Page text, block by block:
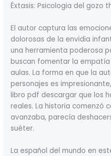
Éxtasis: Psicologia del gozo
El autor captura las
dolorosas de la envidia
una herramienta poderosa
buscan fomentar la
aulas. La forma en que la
personajes es
libro pdf descargar que los
reales. La historia comenzó
avanzaba, parecía
suéter.
La español del mundo en